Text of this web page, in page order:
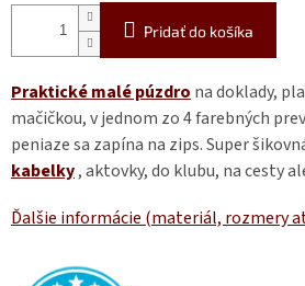
Pridať do košíka
Praktické malé púzdro na doklady,
mačičkou, v jednom zo 4 farebných
peniaze sa zapína na zips. Super
kabelky, aktovky, do klubu, na cesty
Ďalšie informácie (materiál, rozmery